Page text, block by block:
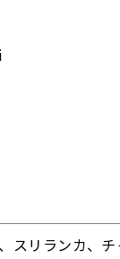
スリランカ、